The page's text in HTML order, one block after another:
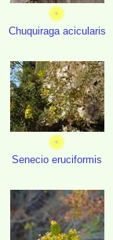
Chuquiraga acicularis
Senecio eruciformis